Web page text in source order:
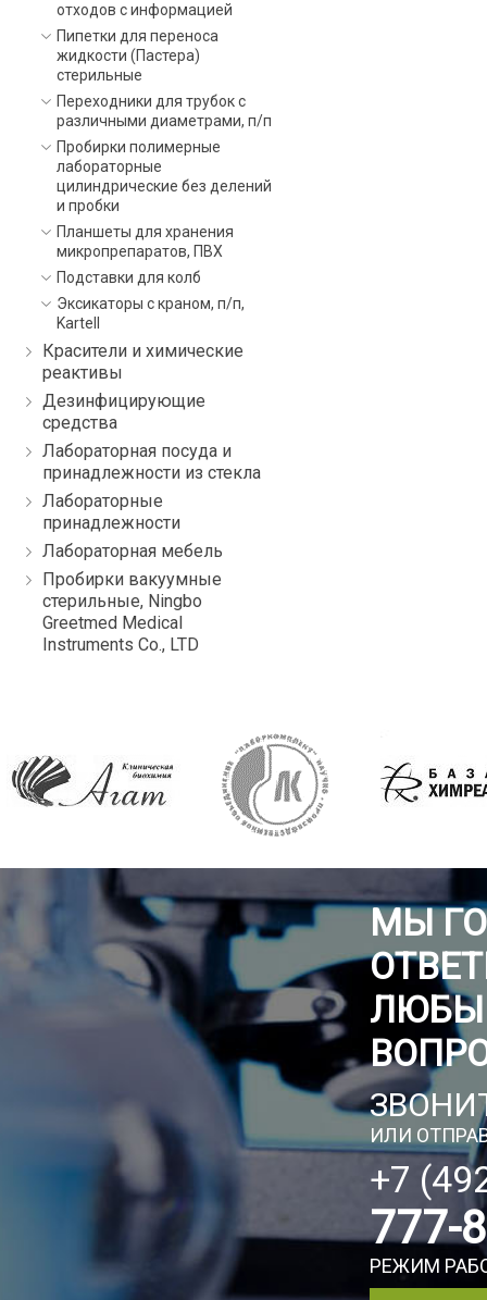
отходов с информацией
Пипетки для переноса
жидкости (Пастера)
стерильные
Переходники для трубок с
различными диаметрами, п/п
Пробирки полимерные
лабораторные
цилиндрические без делений
и пробки
Планшеты для хранения
микропрепаратов, ПВХ
Подставки для колб
Эксикаторы с краном, п/п,
Kartell
Красители и химические
реактивы
Дезинфицирующие
средства
Лабораторная посуда и
принадлежности из стекла
Лабораторные
принадлежности
Лабораторная мебель
Пробирки вакуумные
стерильные, Ningbo
Greetmed Medical
Instruments Co., LTD
МЫ
ИЛИ
+7
777-
РЕЖИМ